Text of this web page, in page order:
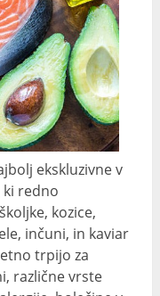
ekskluzivne v
ki redno
kozice,
inčuni, in kaviar
trpijo za
različne vrste